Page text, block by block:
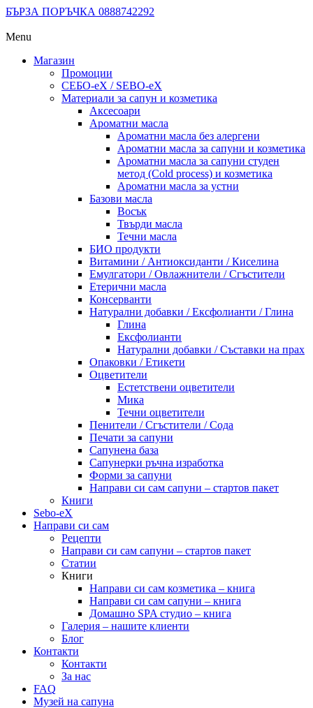
БЪРЗА ПОРЪЧКА 0888742292
Menu
Магазин
Промоции
СЕБО-еХ / SEBO-eX
Материали за сапун и козметика
Аксесоари
Ароматни масла
Ароматни масла без алергени
Ароматни масла за сапуни и козметика
Ароматни масла за сапуни студен
метод (Cold process) и козметика
Ароматни масла за устни
Базови масла
Восък
Твърди масла
Течни масла
БИО продукти
Витамини / Антиоксиданти / Киселина
Емулгатори / Овлажнители / Сгъстители
Етерични масла
Консерванти
Натурални добавки / Ексфолианти / Глина
Глина
Ексфолианти
Натурални добавки / Съставки на прах
Опаковки / Етикети
Оцветители
Естетствени оцветители
Мика
Течни оцветители
Пенители / Сгъстители / Сода
Печати за сапуни
Сапунена база
Сапунерки ръчна изработка
Форми за сапуни
Направи си сам сапуни – стартов пакет
Книги
Sebo-eX
Направи си сам
Рецепти
Направи си сам сапуни – стартов пакет
Статии
Книги
Направи си сам козметика – книга
Направи си сам сапуни – книга
Домашно SPA студио – книга
Галерия – нашите клиенти
Блог
Контакти
Контакти
За нас
FAQ
Музей на сапуна